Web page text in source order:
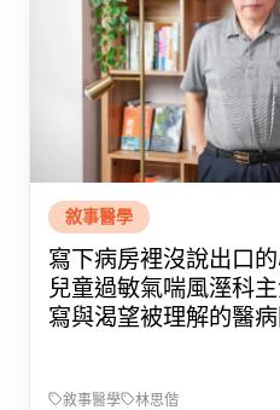
敘事醫學
寫下病房裡沒說出口
兒童過敏氣喘風溼科
寫與渴望被理解的醫
敘事醫學 林思偕